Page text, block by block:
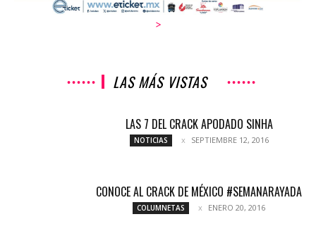
>
LAS MÁS VISTAS
LAS 7 DEL CRACK APODADO SINHA
NOTICIAS SEPTIEMBRE 12, 2016
CONOCE AL CRACK DE MÉXICO #SEMANARAYADA
COLUMNETAS ENERO 20, 2016